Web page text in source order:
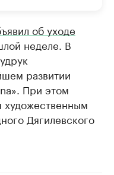
об уходе
неделе. В
развитии
При этом
художественным
Дягилевского